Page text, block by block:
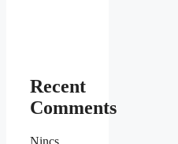
Recent
Comments
Nincs